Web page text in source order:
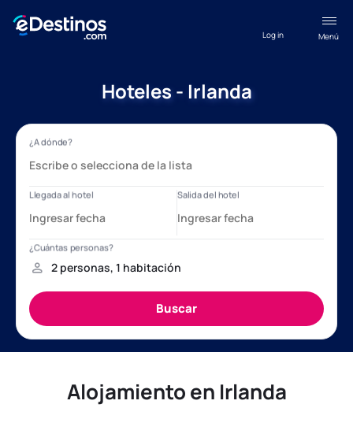
Menú
Log in
Hoteles - Irlanda
Alojamiento en Irlanda